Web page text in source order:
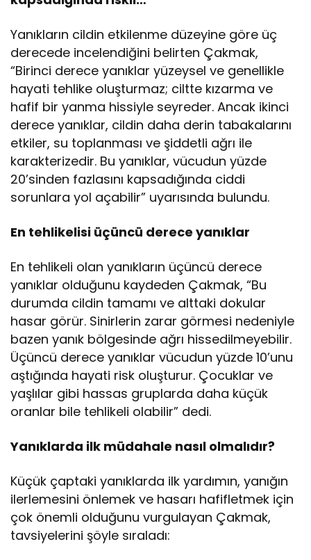
Yanıkların cildin etkilenme düzeyine göre üç
derecede incelendiğini belirten Çakmak,
“Birinci derece yanıklar yüzeysel ve genellikle
hayati tehlike oluşturmaz; ciltte kızarma ve
hafif bir yanma hissiyle seyreder. Ancak ikinci
derece yanıklar, cildin daha derin tabakalarını
etkiler, su toplanması ve şiddetli ağrı ile
karakterizedir. Bu yanıklar, vücudun yüzde
20’sinden fazlasını kapsadığında ciddi
sorunlara yol açabilir” uyarısında bulundu.
En tehlikelisi üçüncü derece yanıklar
En tehlikeli olan yanıkların üçüncü derece
yanıklar olduğunu kaydeden Çakmak, “Bu
durumda cildin tamamı ve alttaki dokular
hasar görür. Sinirlerin zarar görmesi nedeniyle
bazen yanık bölgesinde ağrı hissedilmeyebilir.
Üçüncü derece yanıklar vücudun yüzde 10’unu
aştığında hayati risk oluşturur. Çocuklar ve
yaşlılar gibi hassas gruplarda daha küçük
oranlar bile tehlikeli olabilir” dedi.
Yanıklarda ilk müdahale nasıl olmalıdır?
Küçük çaptaki yanıklarda ilk yardımın, yanığın
ilerlemesini önlemek ve hasarı hafifletmek için
çok önemli olduğunu vurgulayan Çakmak,
tavsiyelerini şöyle sıraladı: